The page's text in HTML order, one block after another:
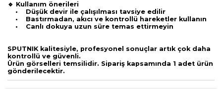
🔹 Kullanım önerileri
• Düşük devir ile çalışılması tavsiye edilir
• Bastırmadan, akıcı ve kontrollü hareketler kullanın
• Canlı dokuya uzun süre temas ettirmeyin
SPUTNIK kalitesiyle, profesyonel sonuçlar artık çok daha
kontrollü ve güvenli.
Ürün görselleri temsilidir. Sipariş kapsamında 1 adet ürün
gönderilecektir.